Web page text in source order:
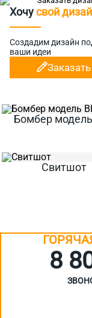
Хочусвой
Создадим дизайн
ваши идеи
Заказать
Бомбер модель
Свитшот
8